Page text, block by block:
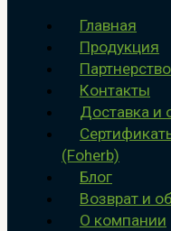
Главная
Продукция
Партнерство
Контакты
Доставка и
(Foherb)
Блог
Возврат и
О компании